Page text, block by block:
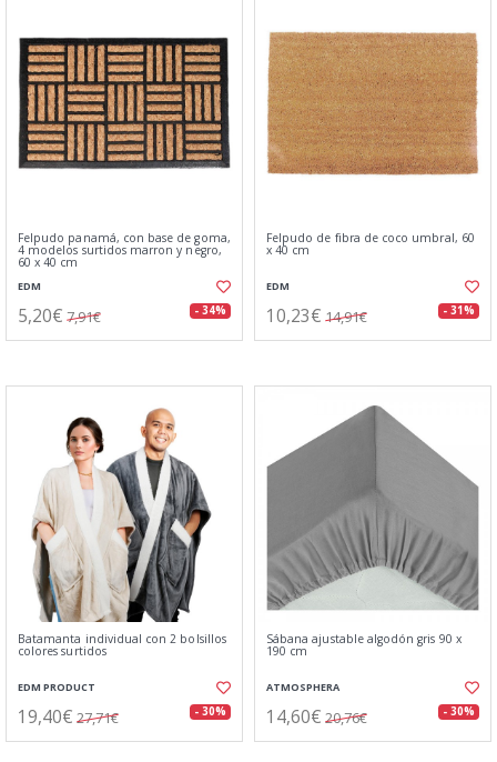
Felpudo panamá, con base de goma,
4 modelos surtidos marron y negro,
60 x 40 cm
EDM
5,20€ 7,91€ - 34%
Felpudo de fibra de coco umbral, 60
x 40 cm
EDM
10,23€ 14,91€ - 31%
Batamanta individual con 2 bolsillos
colores surtidos
EDM PRODUCT
19,40€ 27,71€ - 30%
Sábana ajustable algodón gris 90 x
190 cm
ATMOSPHERA
14,60€ 20,76€ - 30%